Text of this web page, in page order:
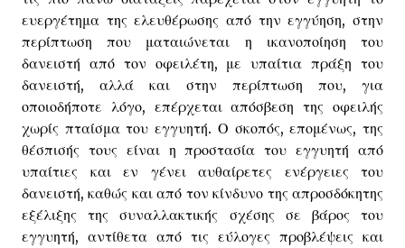
ευεργέτημα της ελευθέρωσης από την εγγύηση, στην
περίπτωση που ματαιώνεται η ικανοποίηση του
δανειστή από τον οφειλέτη, με υπαίτια πράξη του
δανειστή, αλλά και στην περίπτωση που, για
οποιοδήποτε λόγο, επέρχεται απόσβεση της οφειλής
χωρίς πταίσμα του εγγυητή. Ο σκοπός, επομένως, της
θέσπισής τους είναι η προστασία του εγγυητή από
υπαίτιες και εν γένει αυθαίρετες ενέργειες του
δανειστή, καθώς και από τον κίνδυνο της απροσδόκητης
εξέλιξης της συναλλακτικής σχέσης σε βάρος του
εγγυητή, αντίθετα από τις εύλογες προβλέψεις και